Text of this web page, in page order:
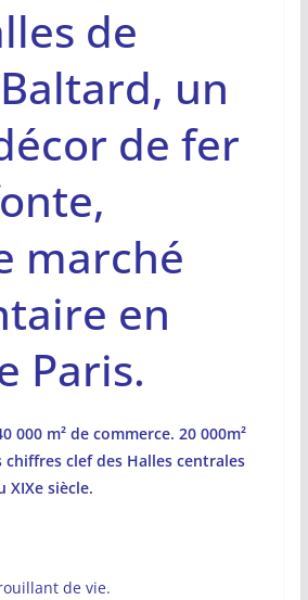
de
un
de fer
marché
en
Paris.
000 m² de commerce. 20 000m²
chiffres clef des Halles centrales
XIXe siècle.
de vie.